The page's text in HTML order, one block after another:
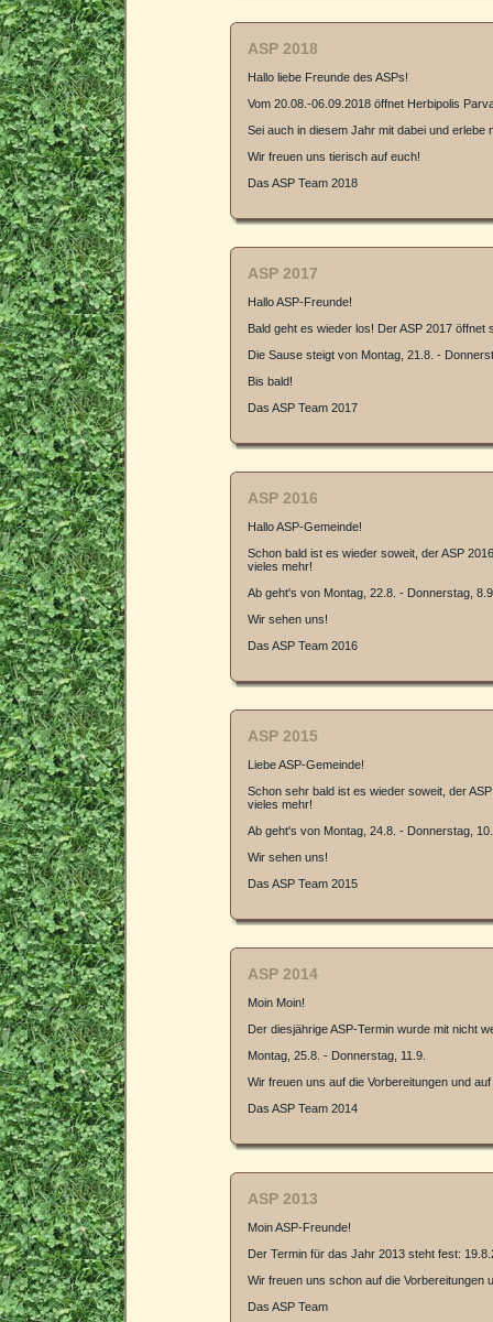
ASP 2018
Hallo liebe Freunde des ASPs!
Vom 20.08.-06.09.2018 öffnet Herbipolis
Sei auch in diesem Jahr mit dabei und
Wir freuen uns tierisch auf euch!
Das ASP Team 2018
ASP 2017
Hallo ASP-Freunde!
Bald geht es wieder los! Der ASP 2017
Die Sause steigt von Montag, 21.8. -
Bis bald!
Das ASP Team 2017
ASP 2016
Hallo ASP-Gemeinde!
Schon bald ist es wieder soweit, der ASP
vieles mehr!
Ab geht's von Montag, 22.8. - Donnerstag,
Wir sehen uns!
Das ASP Team 2016
ASP 2015
Liebe ASP-Gemeinde!
Schon sehr bald ist es wieder soweit, der
vieles mehr!
Ab geht's von Montag, 24.8. - Donnerstag,
Wir sehen uns!
Das ASP Team 2015
ASP 2014
Moin Moin!
Der diesjährige ASP-Termin wurde mit nicht
Montag, 25.8. - Donnerstag, 11.9.
Wir freuen uns auf die Vorbereitungen und
Das ASP Team 2014
ASP 2013
Moin ASP-Freunde!
Der Termin für das Jahr 2013 steht fest:
Wir freuen uns schon auf die Vorbereitungen
Das ASP Team